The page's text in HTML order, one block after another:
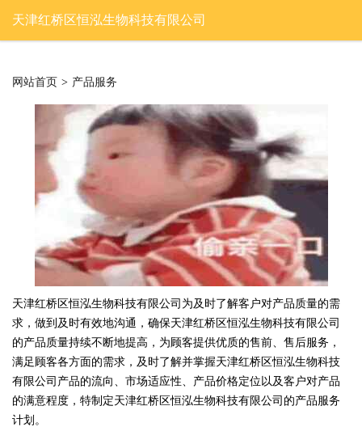
天津红桥区恒泓生物科技有限公司
网站首页 > 产品服务
天津红桥区恒泓生物科技有限公司为及时了解客户对产品质量的需
求，做到及时有效地沟通，确保天津红桥区恒泓生物科技有限公司
的产品质量持续不断地提高，为顾客提供优质的售前、售后服务，
满足顾客各方面的需求，及时了解并掌握天津红桥区恒泓生物科技
有限公司产品的流向、市场适应性、产品价格定位以及客户对产品
的满意程度，特制定天津红桥区恒泓生物科技有限公司的产品服务
计划。